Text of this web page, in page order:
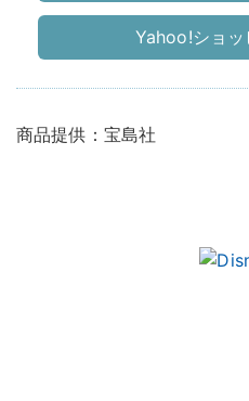
Yahoo!ショッ
商品提供：宝島社